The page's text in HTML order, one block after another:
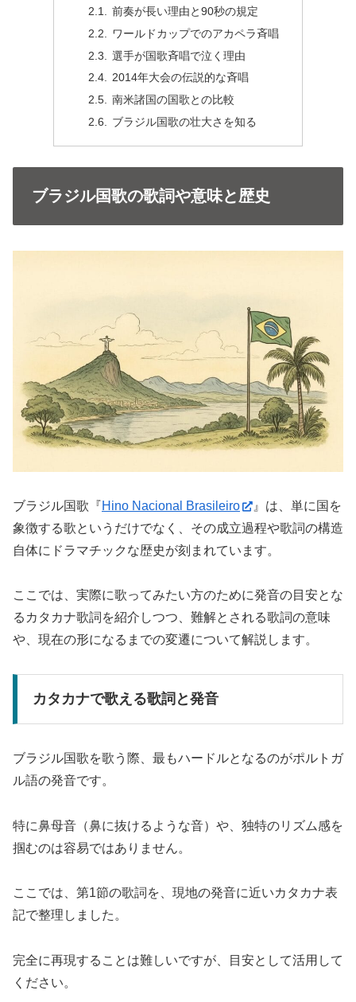
前奏が長い理由と90秒の規定
ワールドカップでのアカペラ斉唱
選手が国歌斉唱で泣く理由
2014年大会の伝説的な斉唱
南米諸国の国歌との比較
ブラジル国歌の壮大さを知る
ブラジル国歌の歌詞や意味と歴史
ブラジル国歌『Hino Nacional Brasileiro
』は、単に国を
象徴する歌というだけでなく、その成立過程や歌詞の構造
自体にドラマチックな歴史が刻まれています。
ここでは、実際に歌ってみたい方のために発音の目安とな
るカタカナ歌詞を紹介しつつ、難解とされる歌詞の意味
や、現在の形になるまでの変遷について解説します。
カタカナで歌える歌詞と発音
ブラジル国歌を歌う際、最もハードルとなるのがポルトガ
ル語の発音です。
特に鼻母音（鼻に抜けるような音）や、独特のリズム感を
掴むのは容易ではありません。
ここでは、第1節の歌詞を、現地の発音に近いカタカナ表
記で整理しました。
完全に再現することは難しいですが、目安として活用して
ください。